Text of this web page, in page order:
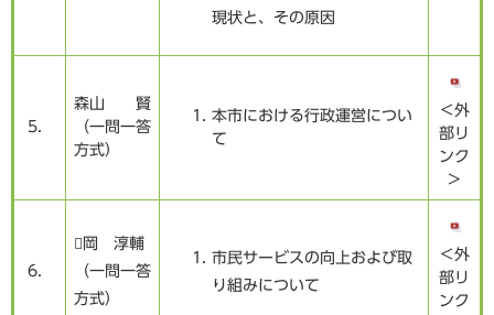
現状と、その原因
5．
森山 賢
（一問一答
方式）
本市における行政運営につい
て
＜外
部リ
ンク
＞
6．
岡 淳輔
（一問一答
方式）
市民サービスの向上および取
り組みについて
＜外
部リ
ンク